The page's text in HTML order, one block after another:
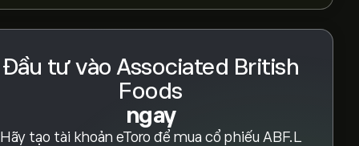
Đầu tư vào Associated British
Foods
ngay
Hãy tạo tài khoản eToro để mua cổ phiếu ABF.L